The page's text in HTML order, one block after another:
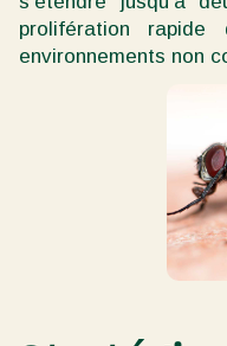
prolifération
environnements non